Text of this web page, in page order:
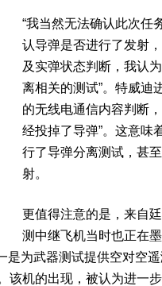
“我当然无法确认此次任
认导弹是否进行了发射
及实弹状态判断，我认
离相关的测试”。特威迪
的无线电通信内容判断
经投掉了导弹”。这意味
行了导弹分离测试，甚
射。
更值得注意的是，来自
测中继飞机当时也正在
是为武器测试提供空对空
该机的出现，被认为进一